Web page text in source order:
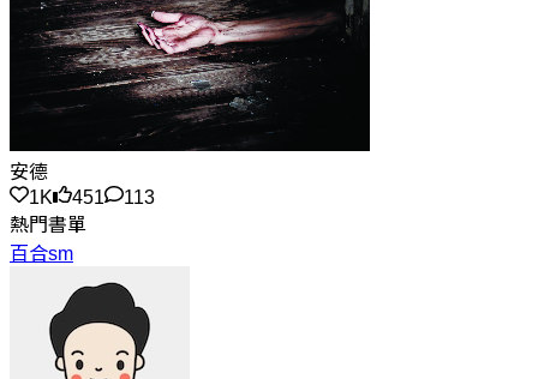
安德
1K
451
113
熱門書單
百合sm